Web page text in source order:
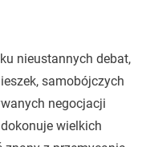
nieustannych debat,
samobójczych
negocjacji
wielkich